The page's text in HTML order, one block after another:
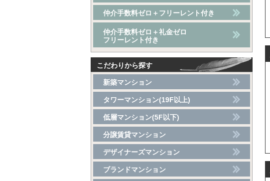
仲介手数料ゼロ＋フリーレント付き
仲介手数料ゼロ＋礼金ゼロ
フリーレント付き
こだわりから探す
新築マンション
タワーマンション(19F以上)
低層マンション(5F以下)
分譲賃貸マンション
デザイナーズマンション
ブランドマンション